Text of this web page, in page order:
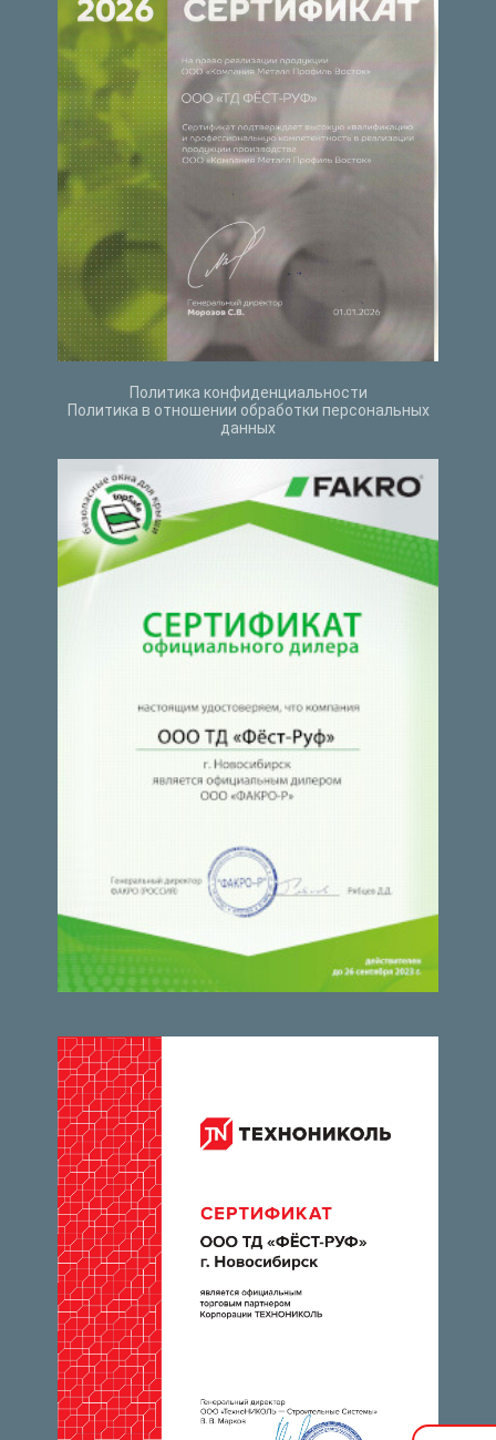
Политика конфиденциальности
Политика в отношении обработки персональных
данных